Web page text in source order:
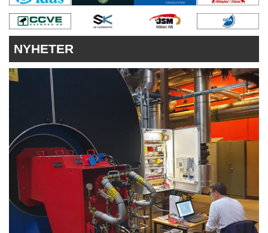
VÅRA ANDRA MAGASIN
PRENUMERERA
ANNONSERA
NYHETER